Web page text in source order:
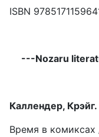
ISBN
---Nozaru
Каллендер, Крэйг.
Время в комиксах